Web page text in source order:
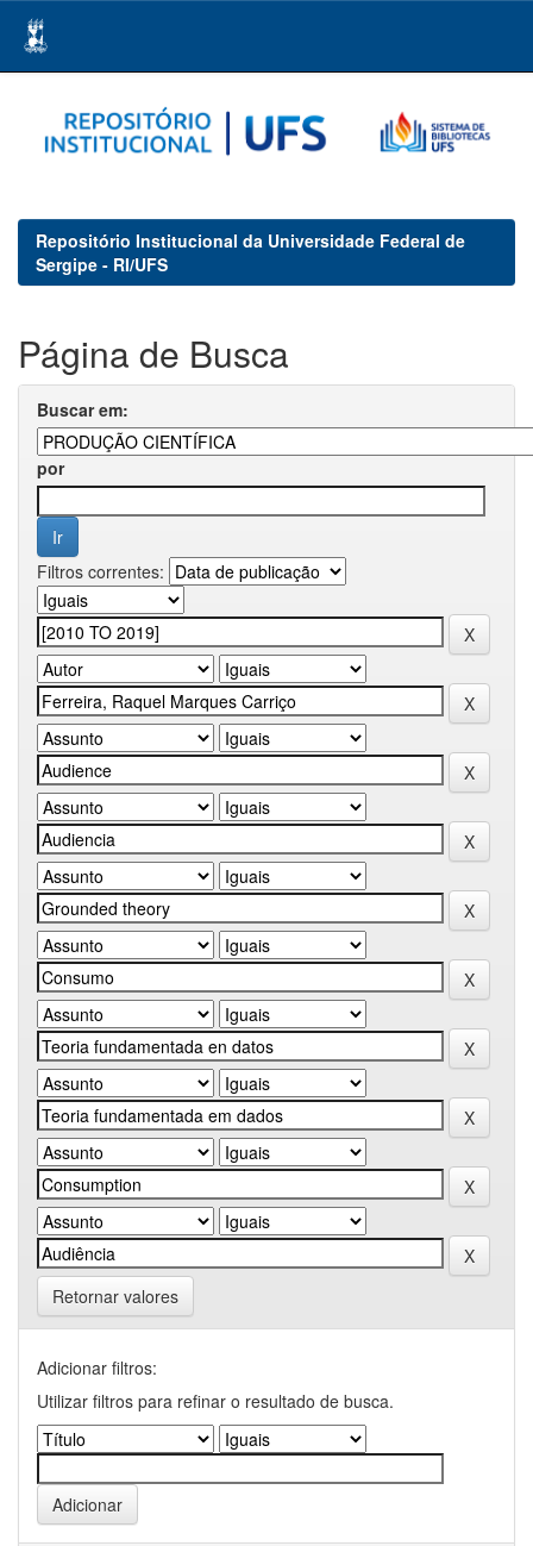
navigation
Repositório Institucional da Universidade Federal de
Sergipe - RI/UFS
Página de Busca
Buscar em:
por
Filtros correntes:
Retornar valores
Adicionar filtros:
Utilizar filtros para refinar o resultado de busca.